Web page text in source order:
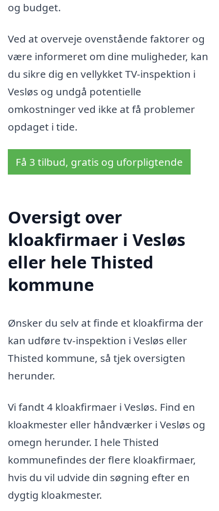
og budget.
Ved at overveje ovenstående faktorer og
være informeret om dine muligheder, kan
du sikre dig en vellykket TV-inspektion i
Vesløs og undgå potentielle
omkostninger ved ikke at få problemer
opdaget i tide.
Få 3 tilbud, gratis og uforpligtende
Oversigt over
kloakfirmaer i Vesløs
eller hele Thisted
kommune
Ønsker du selv at finde et kloakfirma der
kan udføre tv-inspektion i Vesløs eller
Thisted kommune, så tjek oversigten
herunder.
Vi fandt 4 kloakfirmaer i Vesløs. Find en
kloakmester eller håndværker i Vesløs og
omegn herunder. I hele Thisted
kommunefindes der flere kloakfirmaer,
hvis du vil udvide din søgning efter en
dygtig kloakmester.